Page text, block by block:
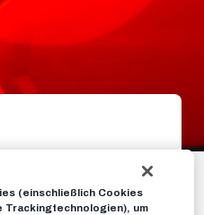
in
Tim!
(einschließlich Cookies
Trackingtechnologien), um